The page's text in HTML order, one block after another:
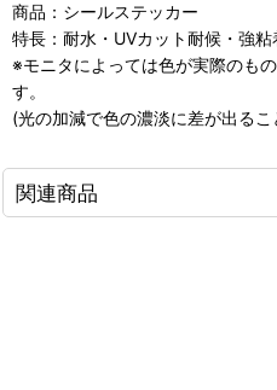
商品：シールステッカー
特長：耐水・UVカット耐候・強粘
※モニタによっては色が実際のも
す。
(光の加減で色の濃淡に差が出るこ
関連商品